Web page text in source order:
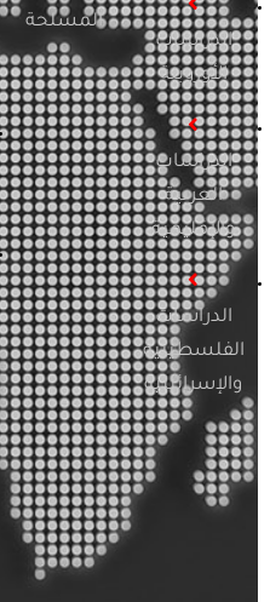
الدراسات
الأوروبية
الدراسات
العربية
والإقليمية
الدراسات
الفلسطينية
والإسرائيلية
المسلحة